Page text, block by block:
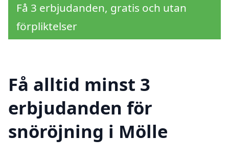
Få 3 erbjudanden, gratis och utan
förpliktelser
Få alltid minst 3
erbjudanden för
snöröjning i Mölle